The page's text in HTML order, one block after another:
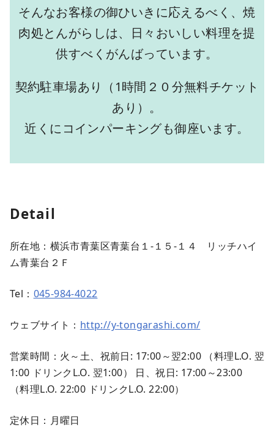
そんなお客様の御ひいきに応えるべく、焼
肉処とんがらしは、日々おいしい料理を提
供すべくがんばっています。
契約駐車場あり（1時間２０分無料チケット
あり）。
近くにコインパーキングも御座います。
Detail
所在地：横浜市青葉区青葉台１‐１５‐１４ リッチハイ
ム青葉台２Ｆ
Tel： 045-984-4022
ウェブサイト： http://y-tongarashi.com/
営業時間：火～土、祝前日: 17:00～翌2:00 （料理L.O. 翌
1:00 ドリンクL.O. 翌1:00） 日、祝日: 17:00～23:00
（料理L.O. 22:00 ドリンクL.O. 22:00）
定休日：月曜日